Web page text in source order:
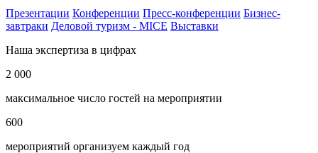
Презентации Конференции Пресс-конференции Бизнес-
завтраки Деловой туризм - MICE Выставки
Наша экспертиза в цифрах
2 000
максимальное число гостей на мероприятии
600
мероприятий организуем каждый год